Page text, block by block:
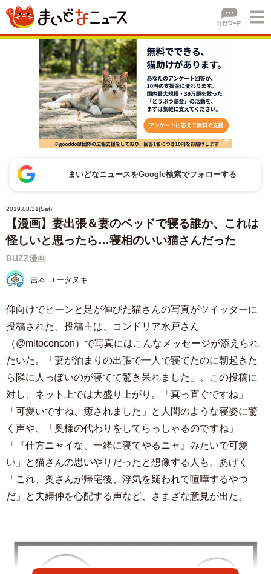
まいどなニュースをGoogle検索でフォローする
2019.08.31(Sat)
【漫画】妻出張＆妻のベッドで寝る誰か、これは
怪しいと思ったら…寝相のいい猫さんだった
BUZZ漫画
吉本 ユータヌキ
仰向けでピーンと足が伸びた猫さんの写真がツイッターに
投稿された。投稿主は、コンドリア水戸さん
（@mitoconcon）で写真にはこんなメッセージが添えられ
たいた。「妻が泊まりの出張で一人で寝てたのに朝起きた
ら隣に人っぽいのが寝てて驚き呆れました」。この投稿に
対し、ネット上では大盛り上がり。「真っ直ぐですね」
「可愛いですね、癒されました」と人間のような寝姿に驚
く声や、「奥様の代わりをしてらっしゃるのですね」
「『仕方ニャイな、一緒に寝てやるニャ』みたいで可愛
い」と猫さんの思いやりだったと想像する人も。あげく
「これ、奧さんが帰宅後、浮気を疑われて喧嘩するやつ
だ」と夫婦仲を心配する声など、さまざな意見が出た。